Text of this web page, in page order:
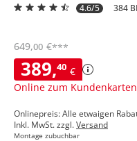
4.6/5
384
389,40 €
Online zum
649,00 €***
Onlinepreis: Alle etwaigen
Inkl. MwSt. zzgl.Versand
Montage zubuchbar